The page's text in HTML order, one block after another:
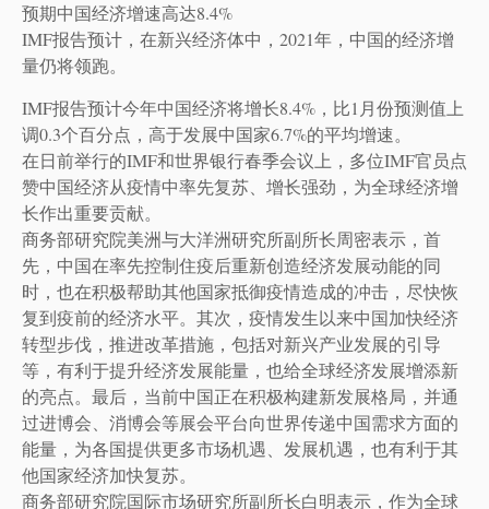
预期中国经济增速高达8.4%
IMF报告预计，在新兴经济体中，2021年，中国的经济增
量仍将领跑。
IMF报告预计今年中国经济将增长8.4%，比1月份预测值上
调0.3个百分点，高于发展中国家6.7%的平均增速。
在日前举行的IMF和世界银行春季会议上，多位IMF官员点
赞中国经济从疫情中率先复苏、增长强劲，为全球经济增
长作出重要贡献。
商务部研究院美洲与大洋洲研究所副所长周密表示，首
先，中国在率先控制住疫后重新创造经济发展动能的同
时，也在积极帮助其他国家抵御疫情造成的冲击，尽快恢
复到疫前的经济水平。其次，疫情发生以来中国加快经济
转型步伐，推进改革措施，包括对新兴产业发展的引导
等，有利于提升经济发展能量，也给全球经济发展增添新
的亮点。最后，当前中国正在积极构建新发展格局，并通
过进博会、消博会等展会平台向世界传递中国需求方面的
能量，为各国提供更多市场机遇、发展机遇，也有利于其
他国家经济加快复苏。
商务部研究院国际市场研究所副所长白明表示，作为全球